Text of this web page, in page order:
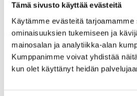
Tämä sivusto käyttää evästeitä
Käytämme evästeitä
ominaisuuksien tukemiseen ja
mainosalan ja analytiikka-alan
Kumppanimme voivat yhdistää
kun olet käyttänyt heidän
Maaseudun tukihenkilöverkko
Eerikinkatu 27, 6. krs
00180 Helsinki
0400 789 481
mia.kalpa@tukihenkilo.fi